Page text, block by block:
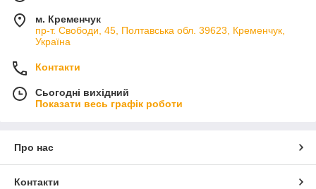
м. Кременчук
пр-т. Свободи, 45, Полтавська обл. 39623, Кременчук,
Україна
Контакти
Сьогодні вихідний
Показати весь графік роботи
Про нас
Контакти